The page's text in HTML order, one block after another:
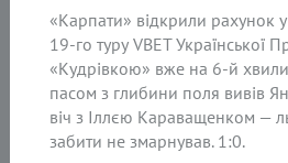
«Карпати» відкрили рахунок
19-го туруVBETУкраїнської
«Кудрівкою» вже на 6-й
пасом з глибини поля вивів
віч з Іллєю Караващенком —
забити не змарнував. 1:0.